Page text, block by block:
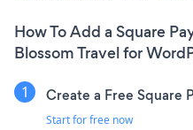
How To Add a Square
Blossom Travel for
Create a Free Square
Start for free now